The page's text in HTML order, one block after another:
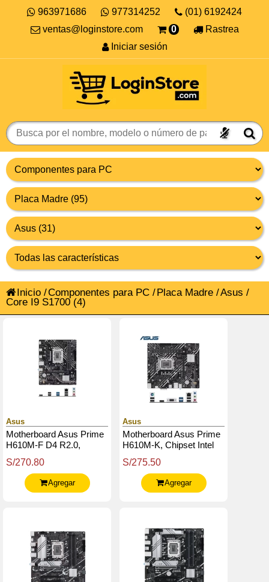
963971686 977314252
(01) 6192424
ventas@loginstore.com
0
Rastrea
Iniciar sesión
Inicio /Componentes para PC /Placa Madre /Asus /
Core I9 S1700 (4)
Asus
Motherboard Asus Prime
H610M-F D4 R2.0,
Lga1700, Micro-Atx
S/270.80
Agregar
Asus
Motherboard Asus Prime
H610M-K, Chipset Intel
S/275.50
Agregar